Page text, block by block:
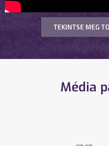
TEKINTSE MEG
Média